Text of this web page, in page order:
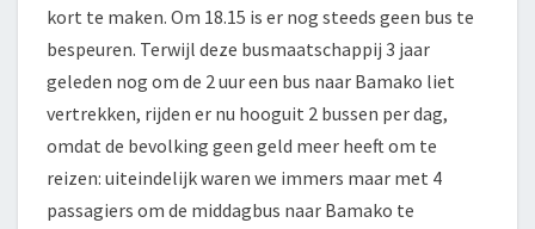
kort te maken. Om 18.15 is er nog steeds geen bus te
bespeuren. Terwijl deze busmaatschappij 3 jaar
geleden nog om de 2 uur een bus naar Bamako liet
vertrekken, rijden er nu hooguit 2 bussen per dag,
omdat de bevolking geen geld meer heeft om te
reizen: uiteindelijk waren we immers maar met 4
passagiers om de middagbus naar Bamako te